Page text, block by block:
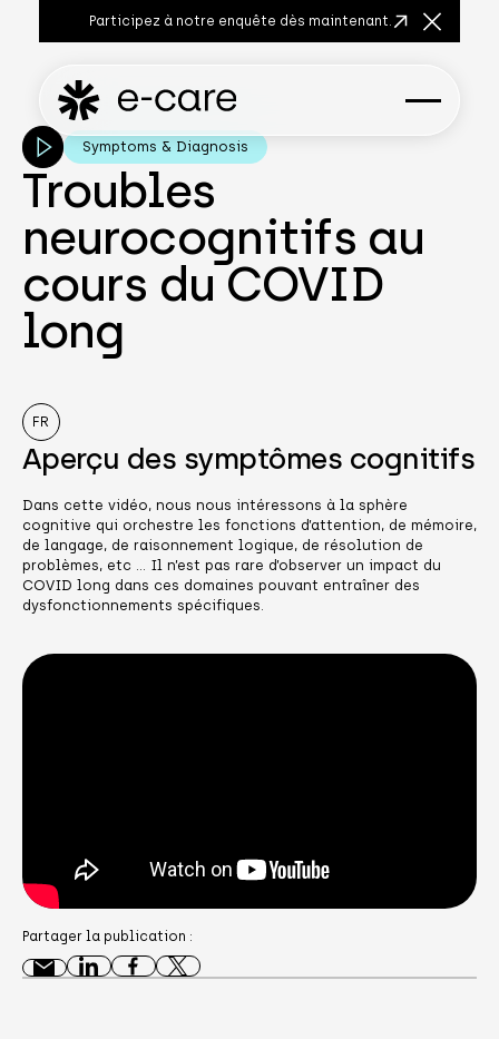
Participez à notre enquête dès maintenant.
Fermer
Symptoms & Diagnosis
Troubles
neurocognitifs au
cours du COVID
long
FR
Aperçu des symptômes cognitifs
Dans cette vidéo, nous nous intéressons à la sphère
cognitive qui orchestre les fonctions d’attention, de mémoire,
de langage, de raisonnement logique, de résolution de
problèmes, etc … Il n’est pas rare d’observer un impact du
COVID long dans ces domaines pouvant entraîner des
dysfonctionnements spécifiques.
Partager la publication :